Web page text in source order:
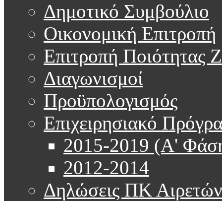
Δημοτικό Συμβούλιο
Οικονομική Επιτροπή
Επιτροπή Ποιότητας
Διαγωνισμοί
Προϋπολογισμός
Επιχειρησιακό
2015-2019 (Α'
2012-2014
Δηλώσεις ΠΚ Αιρετών